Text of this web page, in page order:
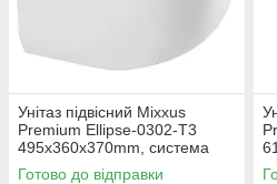
Унітаз підвісний Mixxus
Premium Ellipse-0302-T3
495x360x370mm, система
змиву Tornado 3.0 (MP6462)
Готово до відправки